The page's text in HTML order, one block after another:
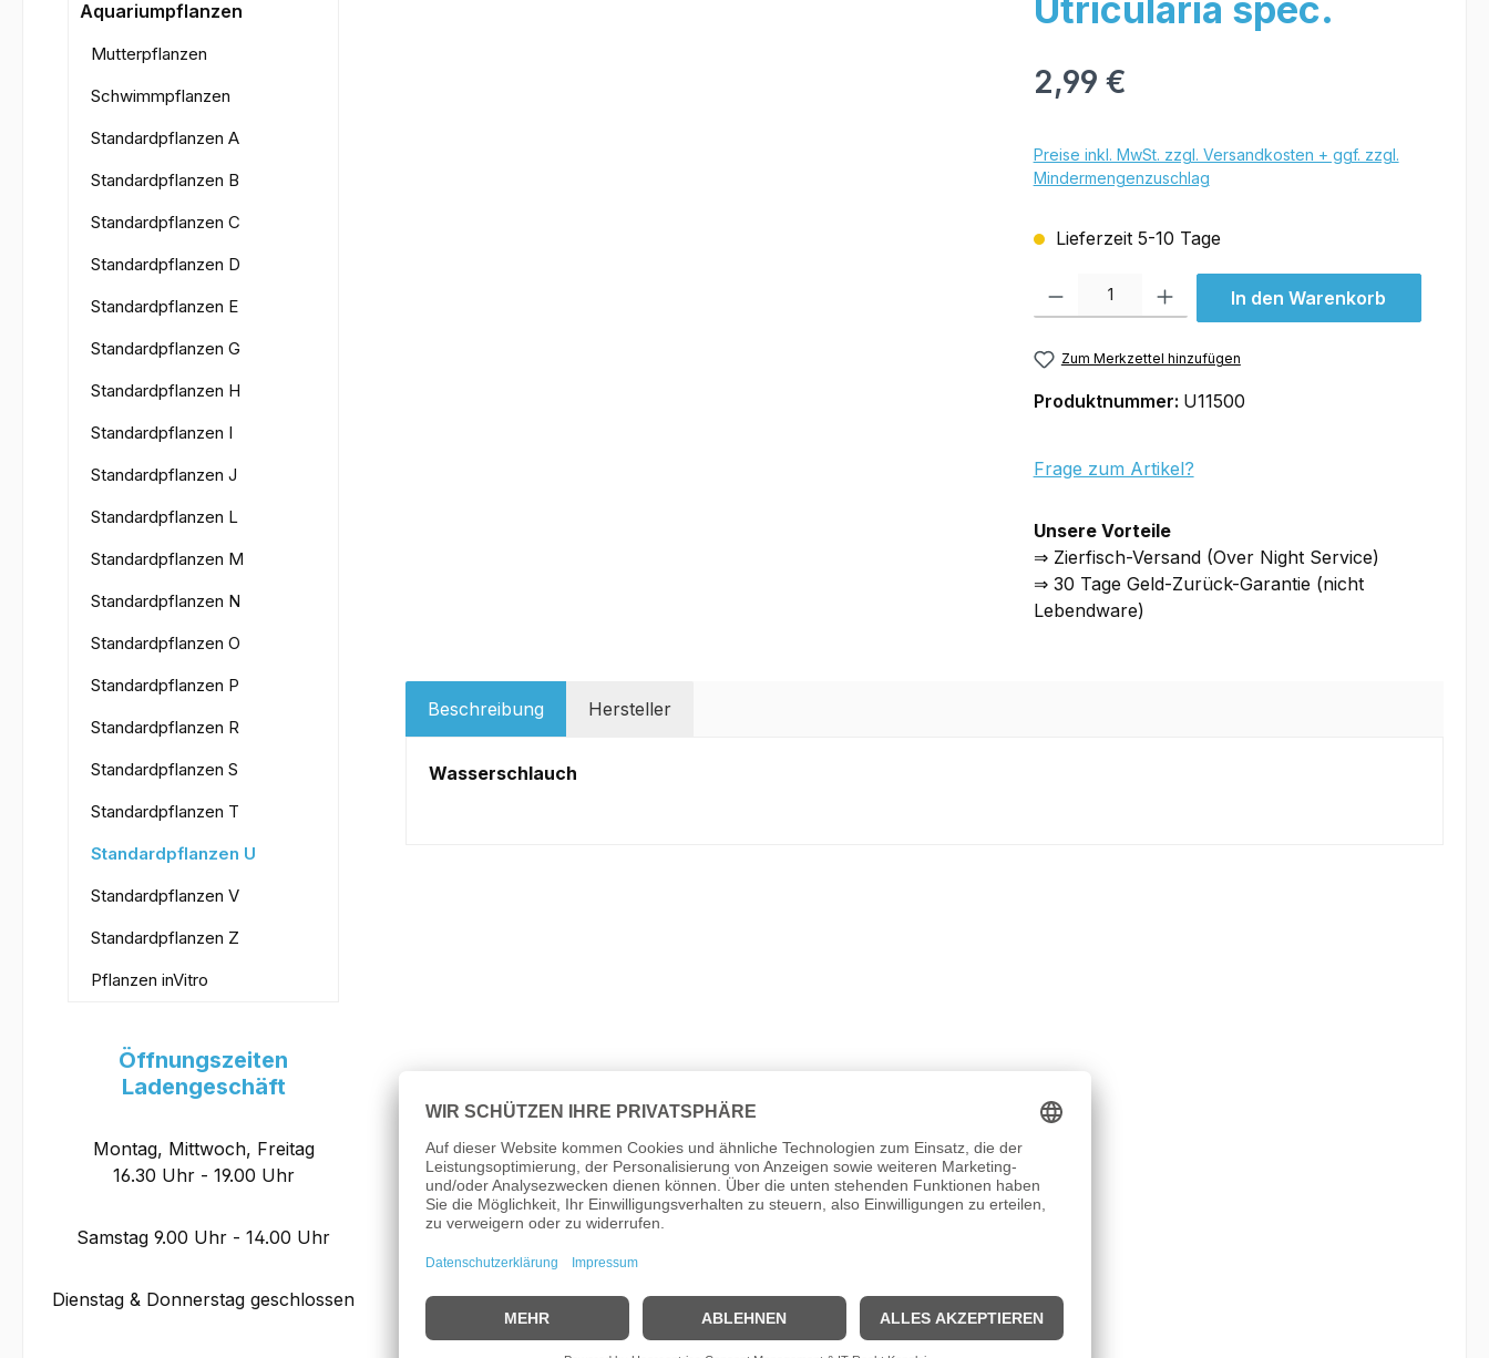
Aquariumpflanzen
Mutterpflanzen
Schwimmpflanzen
Standardpflanzen A
Standardpflanzen B
Standardpflanzen C
Standardpflanzen D
Standardpflanzen E
Standardpflanzen G
Standardpflanzen H
Standardpflanzen I
Standardpflanzen J
Standardpflanzen L
Standardpflanzen M
Standardpflanzen N
Standardpflanzen O
Standardpflanzen P
Standardpflanzen R
Standardpflanzen S
Standardpflanzen T
Standardpflanzen U
Standardpflanzen V
Standardpflanzen Z
Pflanzen inVitro
Öffnungszeiten
Ladengeschäft
Montag, Mittwoch, Freitag
16.30 Uhr - 19.00 Uhr
Samstag 9.00 Uhr - 14.00 Uhr
Dienstag & Donnerstag geschlossen
Utricularia spec.
2,99 €
Preise inkl. MwSt. zzgl. Versandkosten + ggf. zzgl.
Mindermengenzuschlag
Lieferzeit 5-10 Tage
In den Warenkorb
Zum Merkzettel hinzufügen
Produktnummer: U11500
Frage zum Artikel?
Unsere Vorteile
⇒ Zierfisch-Versand (Over Night Service)
⇒ 30 Tage Geld-Zurück-Garantie (nicht
Lebendware)
Beschreibung Hersteller
Wasserschlauch